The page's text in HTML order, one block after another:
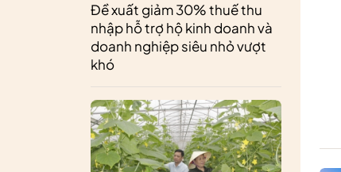
Đề xuất giảm 30% thuế thu
nhập hỗ trợ hộ kinh doanh và
doanh nghiệp siêu nhỏ vượt
khó